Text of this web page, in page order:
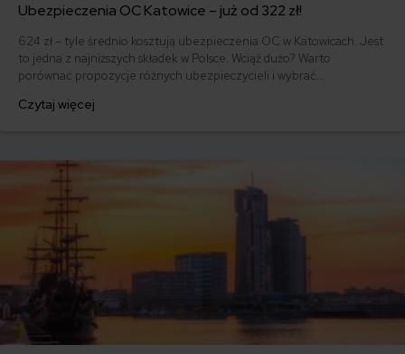
Ubezpieczenia OC Katowice – już od 322 zł!
624 zł – tyle średnio kosztują ubezpieczenia OC w Katowicach. Jest
to jedna z najniższych składek w Polsce. Wciąż dużo? Warto
porównać propozycje różnych ubezpieczycieli i wybrać
letnia posiadaczka Renault Clio IV z 2018 r. Na polisę samochodową
Czytaj więcej